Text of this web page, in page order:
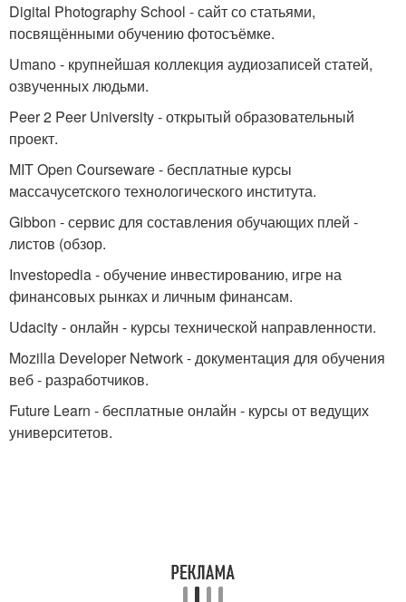
Digital Photography School - сайт со статьями,
посвящёнными обучению фотосъёмке.
Umano - крупнейшая коллекция аудиозаписей статей,
озвученных людьми.
Peer 2 Peer University - открытый образовательный
проект.
MIT Open Courseware - бесплатные курсы
массачусетского технологического института.
Gibbon - сервис для составления обучающих плей -
листов (обзор.
Investopedia - обучение инвестированию, игре на
финансовых рынках и личным финансам.
Udacity - онлайн - курсы технической направленности.
Mozilla Developer Network - документация для обучения
веб - разработчиков.
Future Learn - бесплатные онлайн - курсы от ведущих
университетов.